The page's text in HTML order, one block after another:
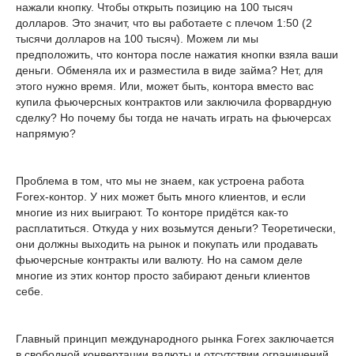
нажали кнопку. Чтобы открыть позицию на 100 тысяч
долларов. Это значит, что вы работаете с плечом 1:50 (2
тысячи долларов на 100 тысяч). Можем ли мы
предположить, что контора после нажатия кнопки взяла ваши
деньги. Обменяла их и разместила в виде займа? Нет, для
этого нужно время. Или, может быть, контора вместо вас
купила фьючерсных контрактов или заключила форвардную
сделку? Но почему бы тогда не начать играть на фьючерсах
напрямую?
Проблема в том, что мы не знаем, как устроена работа
Forex-контор. У них может быть много клиентов, и если
многие из них выиграют. То конторе придётся как-то
расплатиться. Откуда у них возьмутся деньги? Теоретически,
они должны выходить на рынок и покупать или продавать
фьючерсные контракты или валюту. Но на самом деле
многие из этих контор просто забирают деньги клиентов
себе.
Главный принцип международного рынка Forex заключается